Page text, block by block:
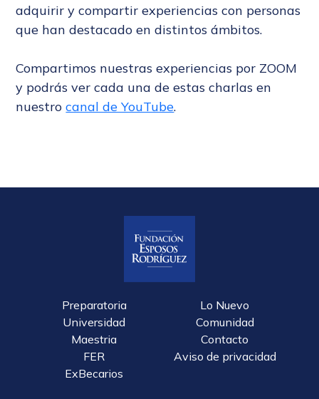
adquirir y compartir experiencias con personas
que han destacado en distintos ámbitos.
Compartimos nuestras experiencias por ZOOM
y podrás ver cada una de estas charlas en
nuestrocanal de YouTube.
Preparatoria
Universidad
Maestria
FER
ExBecarios
Lo Nuevo
Comunidad
Contacto
Aviso de privacidad